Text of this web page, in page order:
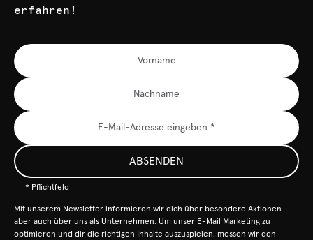
erfahren!
ABSENDEN
* Pflichtfeld
Mit unserem Newsletter informieren wir dich über besondere Aktionen
aber auch über uns als Unternehmen. Um unser E-Mail Marketing zu
optimieren und dir die richtigen Inhalte auszuspielen, messen wir den